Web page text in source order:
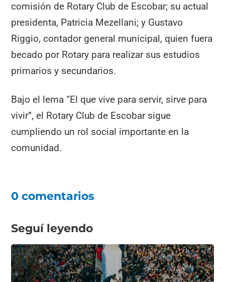
comisión de Rotary Club de Escobar; su actual
presidenta, Patricia Mezellani; y Gustavo
Riggio, contador general municipal, quien fuera
becado por Rotary para realizar sus estudios
primarios y secundarios.
Bajo el lema “El que vive para servir, sirve para
vivir”, el Rotary Club de Escobar sigue
cumpliendo un rol social importante en la
comunidad.
0 comentarios
Seguí leyendo